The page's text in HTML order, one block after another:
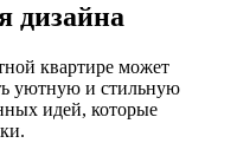
дизайна
квартире может
уютную и стильную
идей, которые